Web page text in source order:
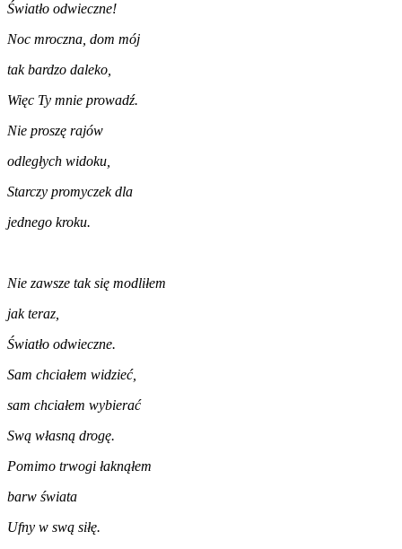
Światło odwieczne!
Noc mroczna, dom mój
tak bardzo daleko,
Więc Ty mnie prowadź.
Nie proszę rajów
odległych widoku,
Starczy promyczek dla
jednego kroku.
Nie zawsze tak się modliłem
jak teraz,
Światło odwieczne.
Sam chciałem widzieć,
sam chciałem wybierać
Swą własną drogę.
Pomimo trwogi łaknąłem
barw świata
Ufny w swą siłę.